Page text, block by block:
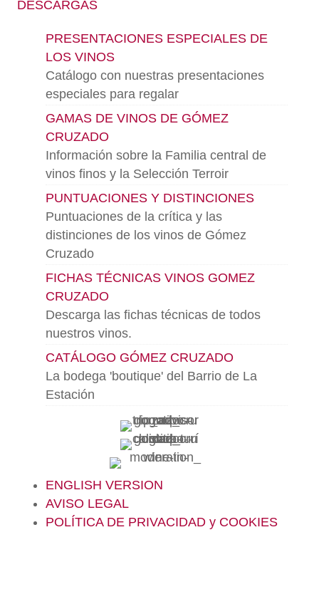
DESCARGAS
PRESENTACIONES ESPECIALES DE
LOS VINOS
Catálogo con nuestras presentaciones
especiales para regalar
GAMAS DE VINOS DE GÓMEZ
CRUZADO
Información sobre la Familia central de
vinos finos y la Selección Terroir
PUNTUACIONES Y DISTINCIONES
Puntuaciones de la crítica y las
distinciones de los vinos de Gómez
Cruzado
FICHAS TÉCNICAS VINOS GOMEZ
CRUZADO
Descarga las fichas técnicas de todos
nuestros vinos.
CATÁLOGO GÓMEZ CRUZADO
La bodega 'boutique' del Barrio de La
Estación
ENGLISH VERSION
AVISO LEGAL
POLÍTICA DE PRIVACIDAD y COOKIES